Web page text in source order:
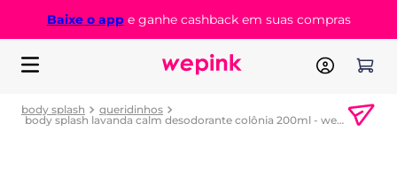
Baixe o appe ganhe cashback em suas compras
body splash
queridinhos
body splash lavanda calm desodorante colônia 200ml - wepink